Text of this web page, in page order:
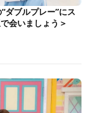
ダブルプレー”にス
会いましょう＞